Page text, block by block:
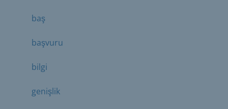
baş
başvuru
bilgi
genişlik